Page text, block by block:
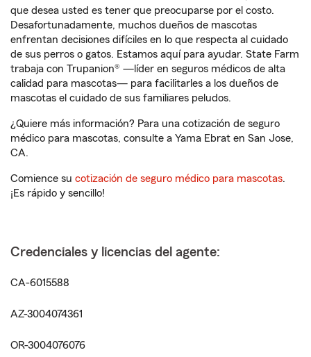
que desea usted es tener que preocuparse por el costo.
Desafortunadamente, muchos dueños de mascotas
enfrentan decisiones difíciles en lo que respecta al cuidado
de sus perros o gatos. Estamos aquí para ayudar. State Farm
trabaja con Trupanion® —líder en seguros médicos de alta
calidad para mascotas— para facilitarles a los dueños de
mascotas el cuidado de sus familiares peludos.
¿Quiere más información? Para una cotización de seguro
médico para mascotas, consulte a Yama Ebrat en San Jose,
CA.
Comience su cotización de seguro médico para mascotas.
¡Es rápido y sencillo!
Credenciales y licencias del agente:
CA-6015588
AZ-3004074361
OR-3004076076